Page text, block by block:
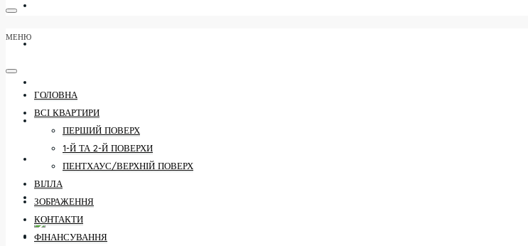
ВИТРАТИ НА ЗАКРИТТЯ УГОДИ
ОРЕНДА ВІЛЛИ
УКРАЇНСЬКА
МЕНЮ
ГОЛОВНА
ВСІ КВАРТИРИ
ПЕРШИЙ ПОВЕРХ
1-Й ТА 2-Й ПОВЕРХИ
ПЕНТХАУС/ВЕРХНІЙ ПОВЕРХ
ВІЛЛА
ЗОБРАЖЕННЯ
КОНТАКТИ
ФІНАНСУВАННЯ